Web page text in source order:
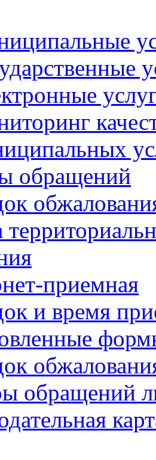
обращений
приемная
и время
обращений